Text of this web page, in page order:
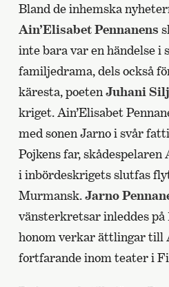
Bland de inhemska
Ain’Elisabet Pennanens
inte bara var en händelse
familjedrama, dels också
käresta, poeten Juhani
kriget. Ain’Elisabet
med sonen Jarno i svår
Pojkens far, skådespelaren
i inbördeskrigets slutfas
Murmansk.Jarno
vänsterkretsar inleddes på
honom verkar ättlingar till
fortfarande inom teater i